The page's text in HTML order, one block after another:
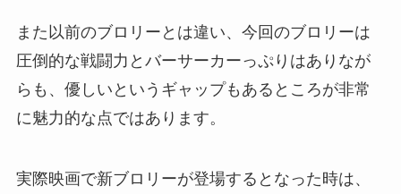
また以前のブロリーとは違い、今回のブロリーは
圧倒的な戦闘力とバーサーカーっぷりはありなが
らも、優しいというギャップもあるところが非常
に魅力的な点ではあります。
実際映画で新ブロリーが登場するとなった時は、